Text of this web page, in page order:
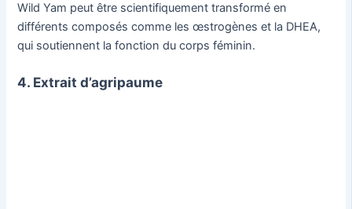
Wild Yam peut être scientifiquement transformé en
différents composés comme les œstrogènes et la DHEA,
qui soutiennent la fonction du corps féminin.
4. Extrait d’agripaume